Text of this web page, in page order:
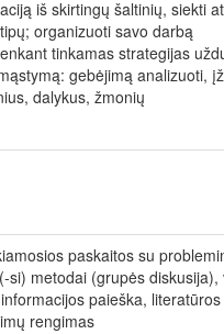
iš skirtingų šaltinių, siekti
organizuoti savo darbą
tinkamas strategijas
gebėjimą analizuoti,
dalykus, žmonių
paskaitos su
si) metodai (grupės
paieška,
rengimas